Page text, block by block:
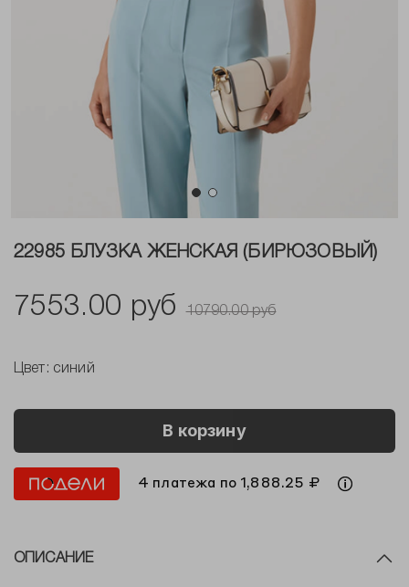
22985 БЛУЗКА ЖЕНСКАЯ (БИРЮЗОВЫЙ)
7553.00 руб 10790.00 руб
Цвет: синий
В корзину
4 платежа по 1,888.25 ₽
ОПИСАНИЕ